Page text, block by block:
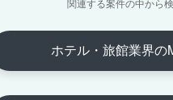
関連する案件の中から検
ホテル・旅館業界の